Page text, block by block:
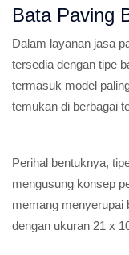
Bata Paving
Dalam layanan jasa
tersedia dengan tipe
termasuk model
temukan di berbagai
Perihal bentuknya,
mengusung konsep
memang menyerupai
dengan ukuran 21 x